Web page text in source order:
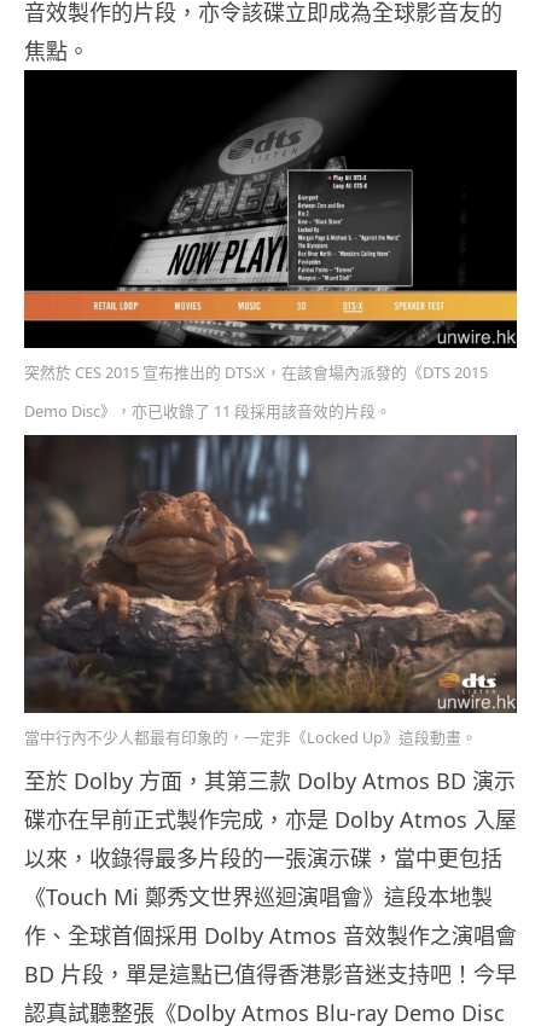
音效製作的片段，亦令該碟立即成為全球影音友的
焦點。
突然於 CES 2015 宣布推出的 DTS:X，在該會場內派發的《DTS 2015
Demo Disc》，亦已收錄了 11 段採用該音效的片段。
當中行內不少人都最有印象的，一定非《Locked Up》這段動畫。
至於 Dolby 方面，其第三款 Dolby Atmos BD 演示
碟亦在早前正式製作完成，亦是 Dolby Atmos 入屋
以來，收錄得最多片段的一張演示碟，當中更包括
《Touch Mi 鄭秀文世界巡迴演唱會》這段本地製
作、全球首個採用 Dolby Atmos 音效製作之演唱會
BD 片段，單是這點已值得香港影音迷支持吧！今早
認真試聽整張《Dolby Atmos Blu-ray Demo Disc